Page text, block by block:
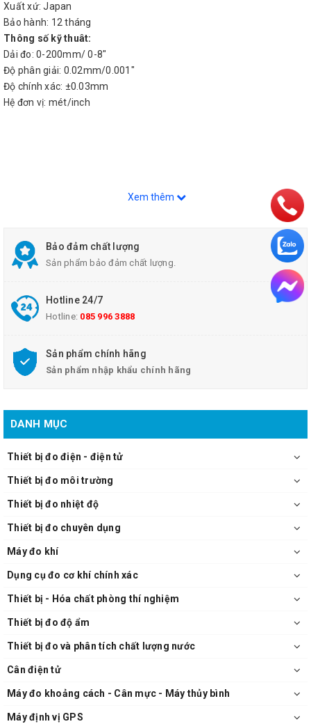
Xuất xứ: Japan
Bảo hành: 12 tháng
Thông số kỹ thuât:
Dải đo: 0-200mm/ 0-8"
Độ phân giải: 0.02mm/0.001"
Độ chính xác: ±0.03mm
Hệ đơn vị: mét/inch
Xem thêm
Bảo đảm chất lượng
Sản phẩm bảo đảm chất lượng.
Hotline 24/7
Hotline: 085 996 3888
Sản phẩm chính hãng
Sản phẩm nhập khẩu chính hãng
DANH MỤC
Thiết bị đo điện - điện tử
Thiết bị đo môi trường
Thiết bị đo nhiệt độ
Thiết bị đo chuyên dụng
Máy đo khí
Dụng cụ đo cơ khí chính xác
Thiết bị - Hóa chất phòng thí nghiệm
Thiết bị đo độ ẩm
Thiết bị đo và phân tích chất lượng nước
Cân điện tử
Máy đo khoảng cách - Cân mực - Máy thủy bình
Máy định vị GPS